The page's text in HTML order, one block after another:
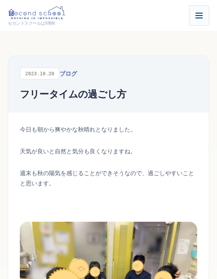
セカンドスクールは9周年
2023.10.20 ブログ
フリータイムの過ごし方
今日も朝から爽やかな秋晴れとなりました。
天気が良いと自然と気分も良くなりますね。
週末も秋の陽気を感じることができそうなので、過ごしやすいこと
と思います。